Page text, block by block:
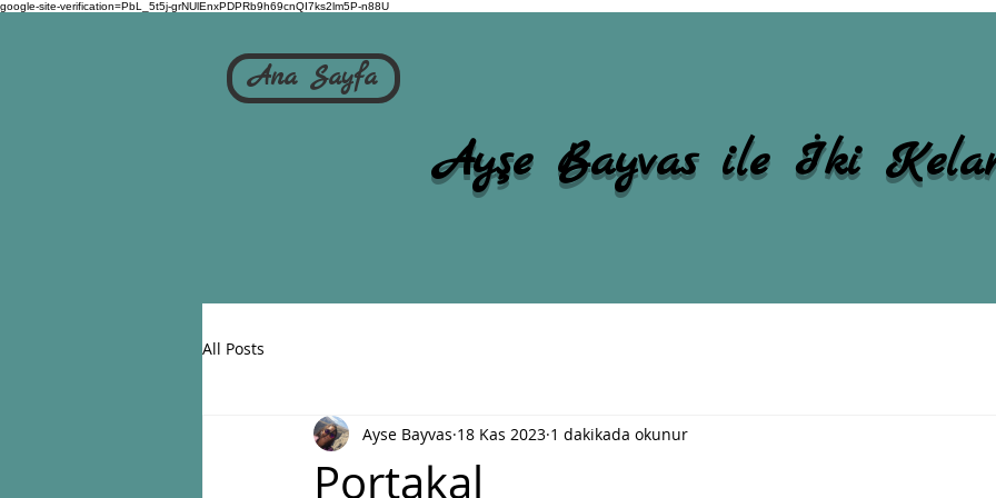
google-site-verification=PbL_5t5j-grNUlEnxPDPRb9h69cnQI7ks2lm5P-n88U
Ana Sayfa
Ayşe Bayvas ile İki
All Posts
Portakal
Ayse Bayvas 18 Kas 2023 1 dakikada okunur